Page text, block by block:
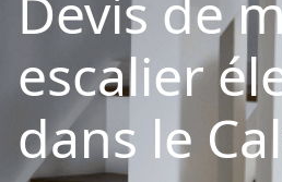
escalier
dans le